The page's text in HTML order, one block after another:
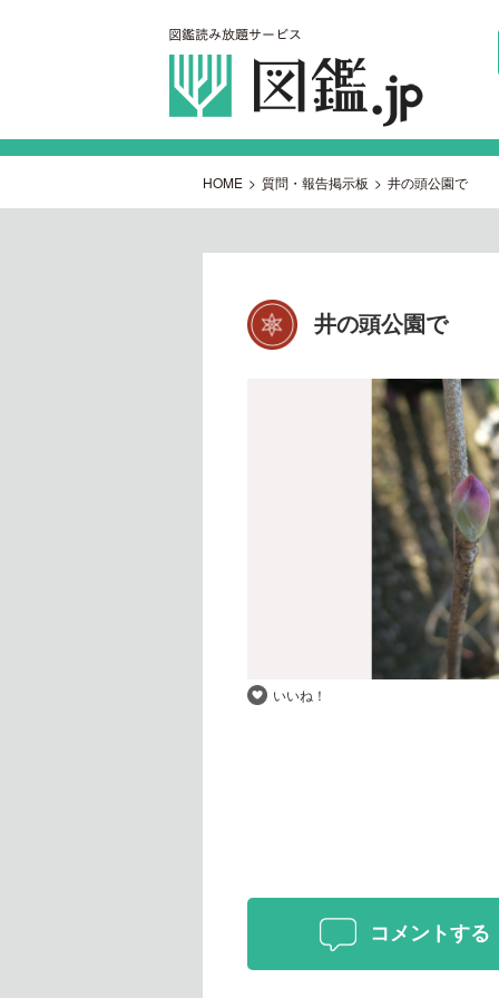
HOME > 質問・報告掲示板 > 井の頭公園で
井の頭公園で
いいね！
コメントする